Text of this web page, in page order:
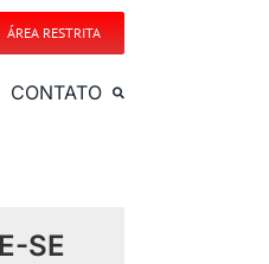
ÁREA RESTRITA
CONTATO
SE